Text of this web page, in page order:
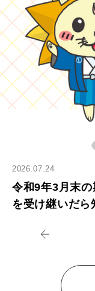
2026.07.24
令和9年3月末
を受け継いだら